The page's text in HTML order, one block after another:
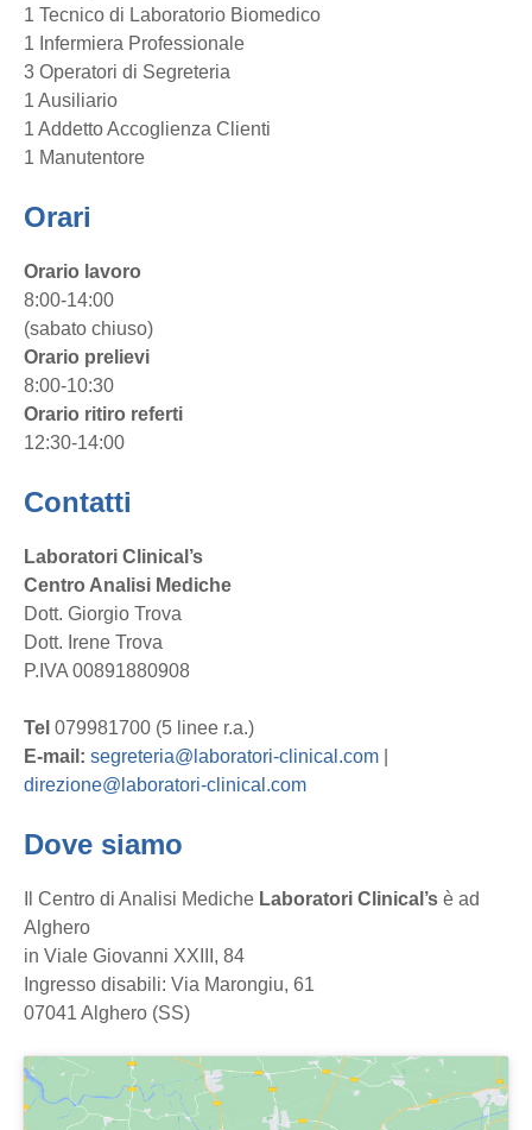
1 Tecnico di Laboratorio Biomedico
1 Infermiera Professionale
3 Operatori di Segreteria
1 Ausiliario
1 Addetto Accoglienza Clienti
1 Manutentore
Orari
Orario lavoro
8:00-14:00
(sabato chiuso)
Orario prelievi
8:00-10:30
Orario ritiro referti
12:30-14:00
Contatti
Laboratori Clinical’s
Centro Analisi Mediche
Dott. Giorgio Trova
Dott. Irene Trova
P.IVA 00891880908
Tel 079981700 (5 linee r.a.)
E-mail: segreteria@laboratori-clinical.com
direzione@laboratori-clinical.com
Dove siamo
Il Centro di Analisi Mediche Laboratori Clinical’s è ad
Alghero
in Viale Giovanni XXIII, 84
Ingresso disabili: Via Marongiu, 61
07041 Alghero (SS)